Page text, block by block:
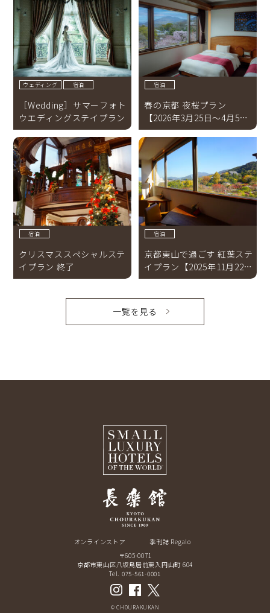
ウェディング 宿泊
［Wedding］サマーフォト
ウエディングステイプラン
宿泊
春の京都 夜桜プラン
【2026年3月25日～4月5日
終了】
宿泊
クリスマススペシャルステ
イプラン 終了
宿泊
京都東山で過ごす 紅葉ステ
イプラン【2025年11月22
日〜11月30日 終了】
一覧を見る
オンラインストア
季刊誌 Regalo
〒605-0071
京都市東山区八坂鳥居前東入円山町 604
Tel. 075-561-0001
© CHOURAKUKAN